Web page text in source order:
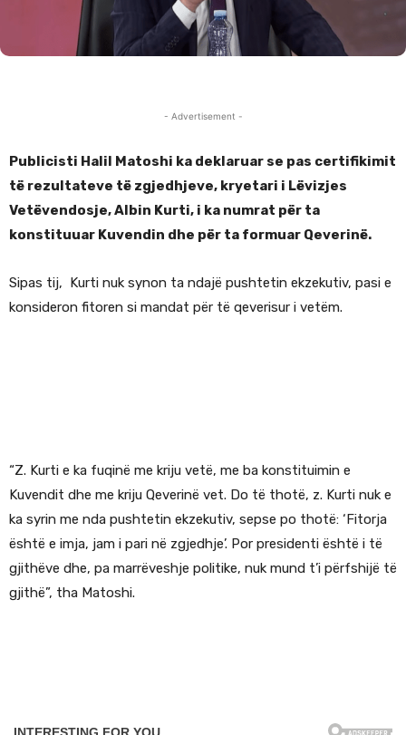
- Advertisement -
Publicisti Halil Matoshi ka deklaruar se pas certifikimit
të rezultateve të zgjedhjeve, kryetari i Lëvizjes
Vetëvendosje, Albin Kurti, i ka numrat për ta
konstituuar Kuvendin dhe për ta formuar Qeverinë.
Sipas tij, Kurti nuk synon ta ndajë pushtetin ekzekutiv, pasi e
konsideron fitoren si mandat për të qeverisur i vetëm.
“Z. Kurti e ka fuqinë me kriju vetë, me ba konstituimin e
Kuvendit dhe me kriju Qeverinë vet. Do të thotë, z. Kurti nuk e
ka syrin me nda pushtetin ekzekutiv, sepse po thotë: ‘Fitorja
është e imja, jam i pari në zgjedhje’. Por presidenti është i të
gjithëve dhe, pa marrëveshje politike, nuk mund t’i përfshijë të
gjithë”, tha Matoshi.